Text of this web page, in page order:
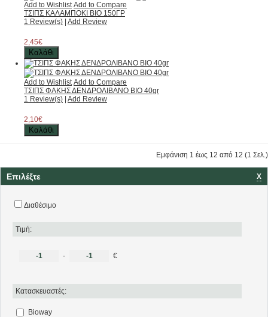
Add to Wishlist Add to Compare
ΤΣΙΠΣ ΚΑΛΑΜΠΟΚΙ ΒΙΟ 150ΓΡ
1 Review(s) Add Review
2,45€
Καλάθι
Add to Wishlist Add to Compare
ΤΣΙΠΣ ΦΑΚΗΣ ΔΕΝΔΡΟΛΙΒΑΝΟ ΒΙΟ 40gr
1 Review(s) Add Review
2,10€
Καλάθι
Εμφάνιση 1 έως 12 από 12 (1 Σελ.)
Επιλέξτε Χ
Διαθέσιμο
Τιμή:
- €
Κατασκευαστές:
Bioway